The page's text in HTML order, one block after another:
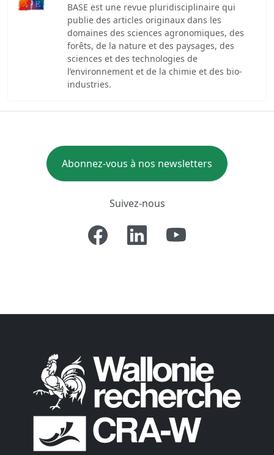
BASE est une revue pluridisciplinaire qui
publie des articles originaux dans les
domaines des sciences agronomiques, des
forêts, de la nature et des paysages, des
sciences et des technologies de
l’environnement et de la chimie et des bio-
industries.
Abonnez-vous à nos newsletters
Suivez-nous